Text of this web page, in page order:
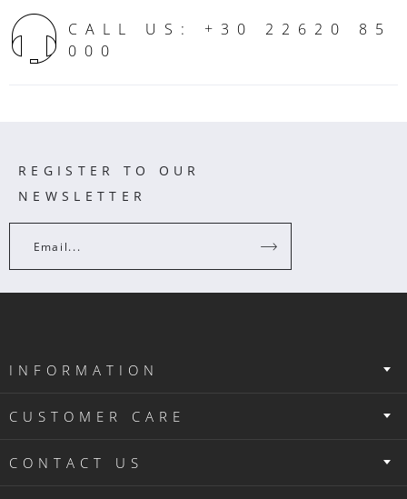
CALL US: +30 22620 85
000
REGISTER TO OUR
NEWSLETTER
Email...
INFORMATION
CUSTOMER CARE
CONTACT US